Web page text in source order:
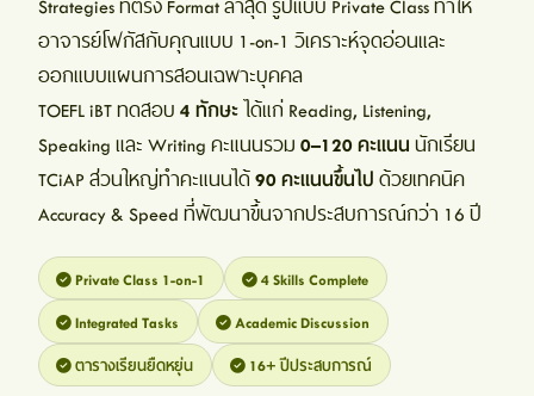
อาจารย์โฟกัสกับคุณแบบ 1-on-1 วิเคราะห์จุดอ่อนและ
ออกแบบแผนการสอนเฉพาะบุคคล
TOEFL iBT ทดสอบ4 ทักษะได้แก่ Reading, Listening,
Speaking และ Writing คะแนนรวม0–120 คะแนนนักเรียน
TCiAP ส่วนใหญ่ทำคะแนนได้90 คะแนนขึ้นไปด้วยเทคนิค
Accuracy & Speed ที่พัฒนาขึ้นจากประสบการณ์กว่า 16 ปี
Private Class 1-on-1
4 Skills Complete
Integrated Tasks
Academic Discussion
ตารางเรียนยืดหยุ่น
16+ ปีประสบการณ์